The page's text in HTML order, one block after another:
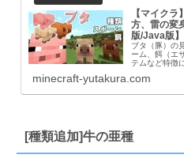
【マイク
方、雷の変
版/Java版】
ブタ（豚）の
ーム、餌（エ
テムなど特徴
ニンジン、ジ
minecraft-yutakura.com
[種類追加]牛の亜種